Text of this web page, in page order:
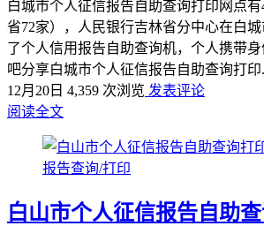
白城市个人征信报告自助查询打印网点
省72家），人民银行吉林省分中心在白
了个人信用报告自助查询机，个人携带
吧分享白城市个人征信报告自助查询打印
12月20日 4,359 次浏览 发表评论
阅读全文
报告查询/打印
白山市个人征信报告自助